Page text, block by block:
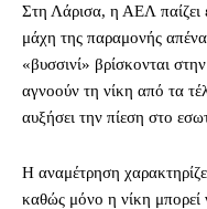
Στη Λάρισα, η ΑΕΛ παίζει
μάχη της παραμονής
«βυσσινί» βρίσκονται
αγνοούν τη νίκη από τα
αυξήσει την πίεση στο
Η αναμέτρηση
καθώς μόνο η νίκη μπορεί